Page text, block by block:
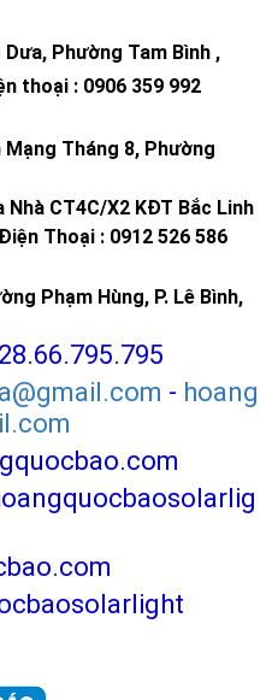
Dưa, Phường Tam Bình ,
thoại : 0906 359 992
Mạng Tháng 8, Phường
Nhà CT4C/X2 KĐT Bắc Linh
Điện Thoại : 0912 526 586
Phạm Hùng, P. Lê Bình,
- hoang